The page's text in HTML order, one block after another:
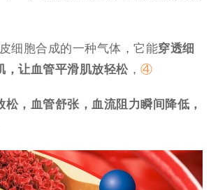
细胞合成的一种气体，它能穿透细
，让血管平滑肌放轻松，④
松，血管舒张，血流阻力瞬间降低，